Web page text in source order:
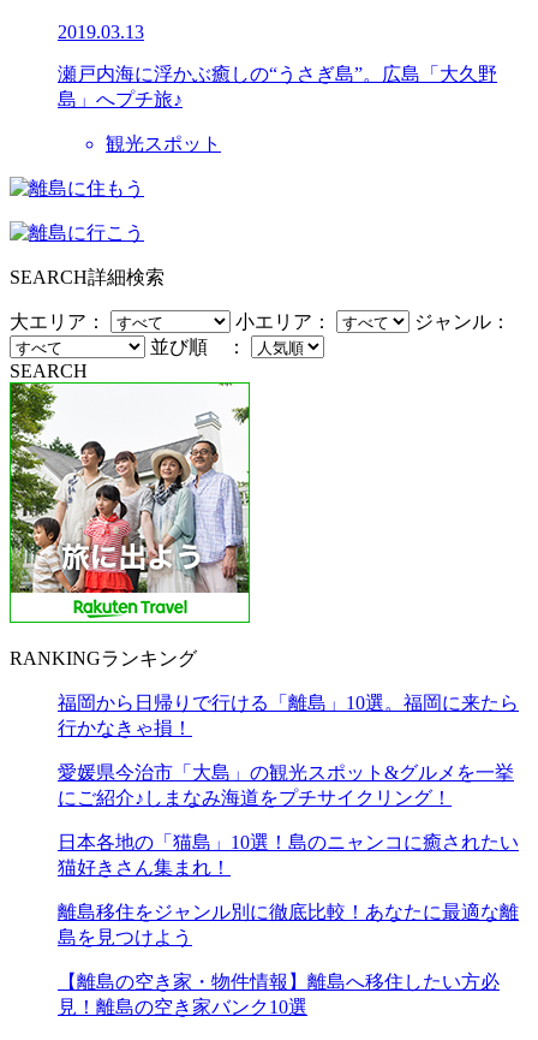
2019.03.13
瀬戸内海に浮かぶ癒しの“うさぎ島”。広島「大久野
島」へプチ旅♪
観光スポット
SEARCH詳細検索
大エリア： 小エリア：
ジャンル：
並び順 ：
SEARCH
RANKINGランキング
福岡から日帰りで行ける「離島」10選。福岡に来たら
行かなきゃ損！
愛媛県今治市「大島」の観光スポット&グルメを一挙
にご紹介♪しまなみ海道をプチサイクリング！
日本各地の「猫島」10選！島のニャンコに癒されたい
猫好きさん集まれ！
離島移住をジャンル別に徹底比較！あなたに最適な離
島を見つけよう
【離島の空き家・物件情報】離島へ移住したい方必
見！離島の空き家バンク10選